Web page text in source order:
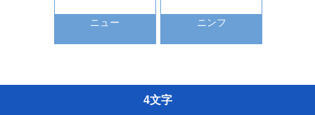
ニュー ニンフ
4文字